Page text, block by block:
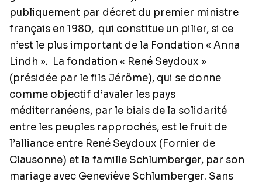
publiquement par décret du premier ministre
français en 1980, qui constitue un pilier, si ce
n’est le plus important de la Fondation « Anna
Lindh ». La fondation « René Seydoux »
(présidée par le fils Jérôme), qui se donne
comme objectif d’avaler les pays
méditerranéens, par le biais de la solidarité
entre les peuples rapprochés, est le fruit de
l’alliance entre René Seydoux (Fornier de
Clausonne) et la famille Schlumberger, par son
mariage avec Geneviève Schlumberger. Sans